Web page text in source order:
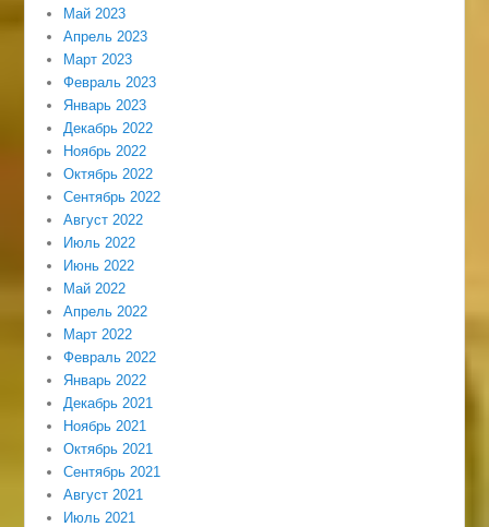
Май 2023
Апрель 2023
Март 2023
Февраль 2023
Январь 2023
Декабрь 2022
Ноябрь 2022
Октябрь 2022
Сентябрь 2022
Август 2022
Июль 2022
Июнь 2022
Май 2022
Апрель 2022
Март 2022
Февраль 2022
Январь 2022
Декабрь 2021
Ноябрь 2021
Октябрь 2021
Сентябрь 2021
Август 2021
Июль 2021